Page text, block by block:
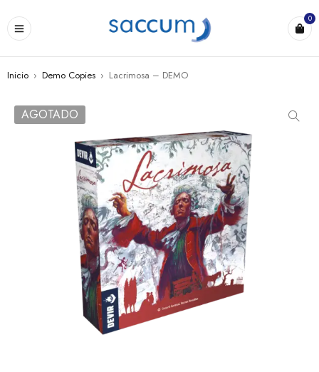
0
Inicio › Demo Copies › Lacrimosa – DEMO
AGOTADO